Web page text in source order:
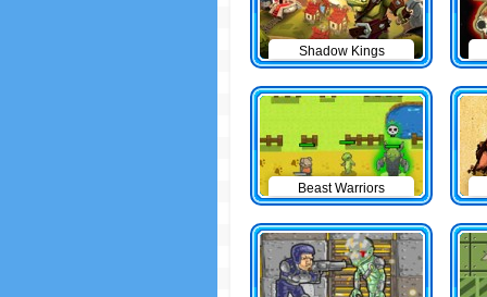
Shadow Kings
Beast Warriors